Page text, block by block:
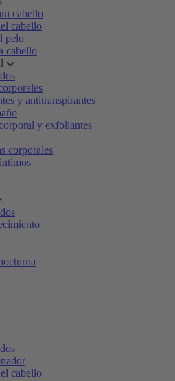
cabello
cabello
pelo
cabello
y antitranspirantes
y exfoliantes
corporales
cabello